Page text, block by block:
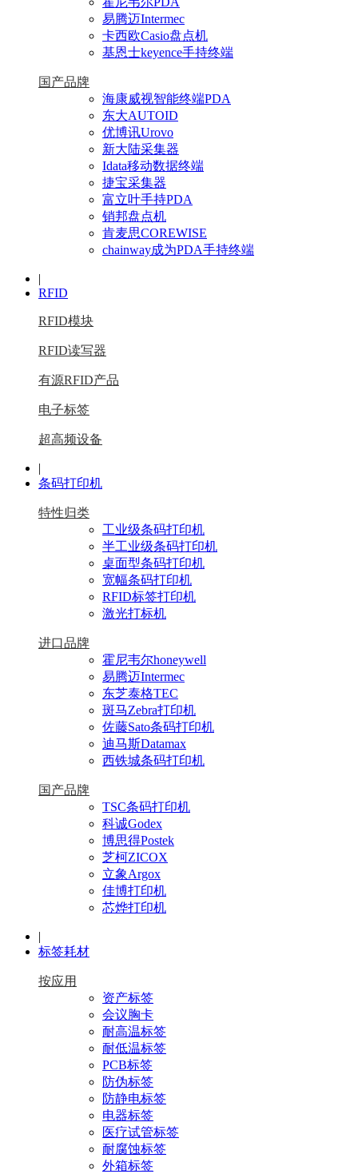
易腾迈Intermec
卡西欧Casio盘点机
基恩士keyence手持终端
国产品牌
海康威视智能终端PDA
东大AUTOID
优博讯Urovo
新大陆采集器
Idata移动数据终端
捷宝采集器
富立叶手持PDA
销邦盘点机
肯麦思COREWISE
chainway成为PDA手持终端
|
RFID
RFID模块
RFID读写器
有源RFID产品
电子标签
超高频设备
|
条码打印机
特性归类
工业级条码打印机
半工业级条码打印机
桌面型条码打印机
宽幅条码打印机
RFID标签打印机
激光打标机
进口品牌
霍尼韦尔honeywell
易腾迈Intermec
东芝泰格TEC
斑马Zebra打印机
佐藤Sato条码打印机
迪马斯Datamax
西铁城条码打印机
国产品牌
TSC条码打印机
科诚Godex
博思得Postek
芝柯ZICOX
立象Argox
佳博打印机
芯烨打印机
|
标签耗材
按应用
资产标签
会议胸卡
耐高温标签
耐低温标签
PCB标签
防伪标签
防静电标签
电器标签
医疗试管标签
耐腐蚀标签
外箱标签